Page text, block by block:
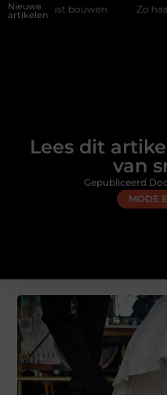
Nieuwe
artikelen Zo haalt u echt vuur in
Lees dit
van
MODE
Gepubliceerd